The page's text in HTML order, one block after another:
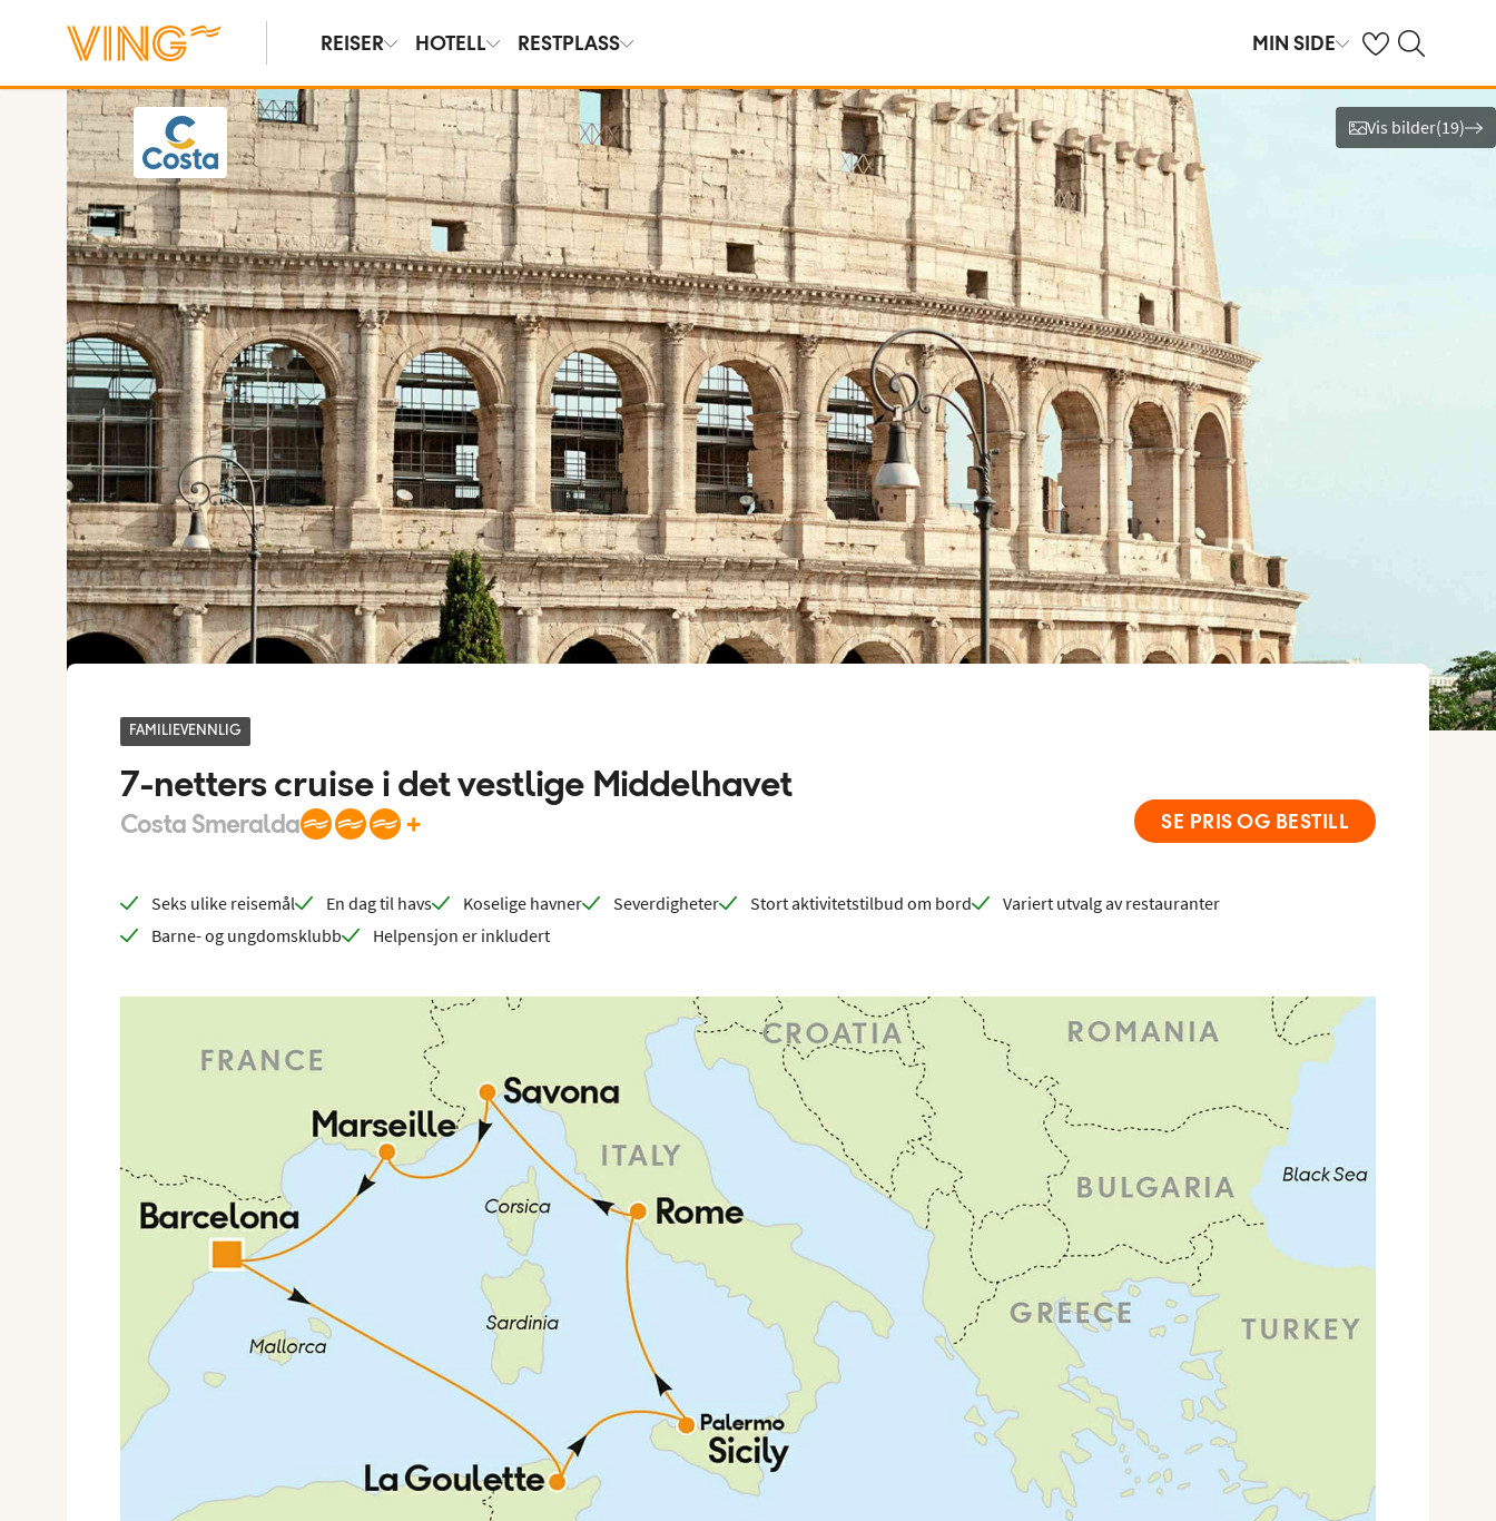
REISER HOTELL RESTPLASS MIN SIDE Se dine sparte
Søk på ving.no
Vis bilder
Vis bilder(19)
FAMILIEVENNLIG
7-netters cruise i det vestlige Middelhavet
Costa Smeralda + SE PRIS OG BESTILL
Seks ulike reisemål En dag til havs Koselige havner Severdigheter Stort aktivitetstilbud om bord
Variert utvalg av restauranter
Barne- og ungdomsklubb
Helpensjon er inkludert